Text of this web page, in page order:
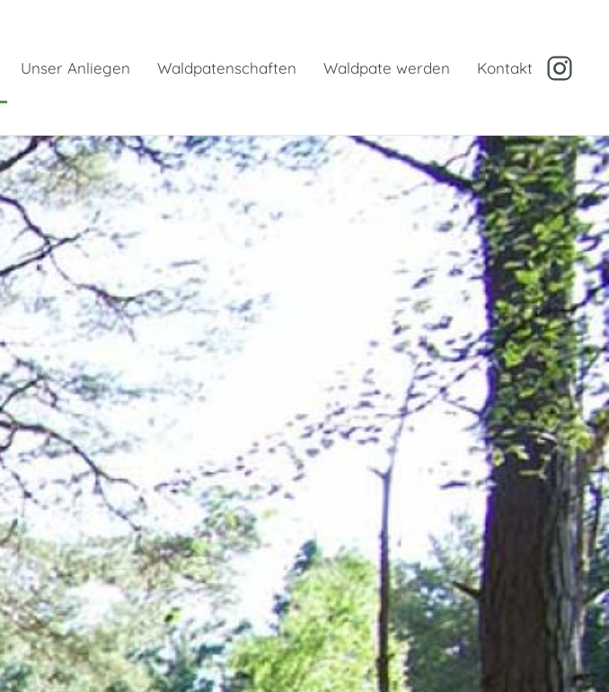
Unser Anliegen Waldpatenschaften Waldpate werden Kontakt